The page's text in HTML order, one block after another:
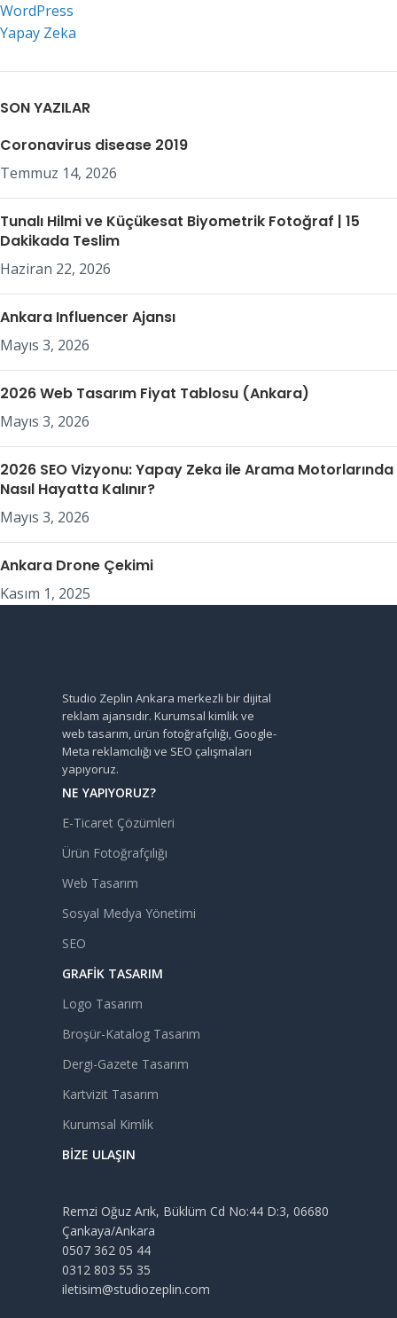
WordPress
Yapay Zeka
SON YAZILAR
Coronavirus disease 2019
Temmuz 14, 2026
Tunalı Hilmi ve Küçükesat Biyometrik Fotoğraf | 15
Dakikada Teslim
Haziran 22, 2026
Ankara Influencer Ajansı
Mayıs 3, 2026
2026 Web Tasarım Fiyat Tablosu (Ankara)
Mayıs 3, 2026
2026 SEO Vizyonu: Yapay Zeka ile Arama Motorlarında
Nasıl Hayatta Kalınır?
Mayıs 3, 2026
Ankara Drone Çekimi
Kasım 1, 2025
Studio Zeplin Ankara merkezli bir dijital
reklam ajansıdır. Kurumsal kimlik ve
web tasarım, ürün fotoğrafçılığı, Google-
Meta reklamcılığı ve SEO çalışmaları
yapıyoruz.
NE YAPIYORUZ?
E-Ticaret Çözümleri
Ürün Fotoğrafçılığı
Web Tasarım
Sosyal Medya Yönetimi
SEO
GRAFIK TASARIM
Logo Tasarım
Broşür-Katalog Tasarım
Dergi-Gazete Tasarım
Kartvizit Tasarım
Kurumsal Kimlik
BIZE ULAŞIN
Remzi Oğuz Arık, Büklüm Cd No:44 D:3, 06680
Çankaya/Ankara
0507 362 05 44
0312 803 55 35
iletisim@studiozeplin.com